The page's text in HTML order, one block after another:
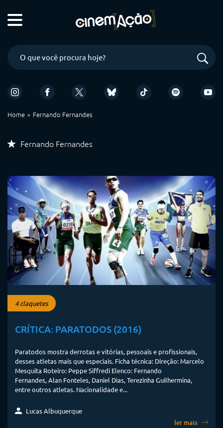
Home Fernando Fernandes
Fernando Fernandes
4 claquetes
CRÍTICA: PARATODOS (2016)
Paratodos mostra derrotas e vitórias, pessoais e profissionais,
desses atletas mais que especiais. Ficha técnica: Direção: Marcelo
Mesquita Roteiro: Peppe Siffredi Elenco: Fernando
Fernandes, Alan Fonteles, Daniel Dias, Terezinha Guilhermina,
entre outros atletas. Nacionalidade e...
Lucas Albuquerque
ler mais